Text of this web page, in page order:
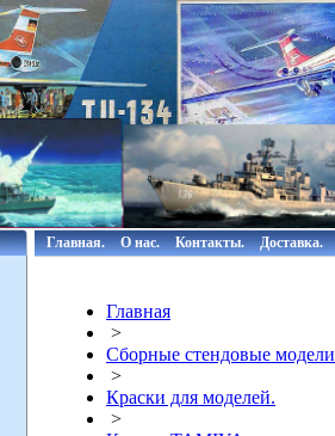
Главная. О нас. Контакты. Доставка.
Главная
>
Сборные стендовые
>
Краски для моделей.
>